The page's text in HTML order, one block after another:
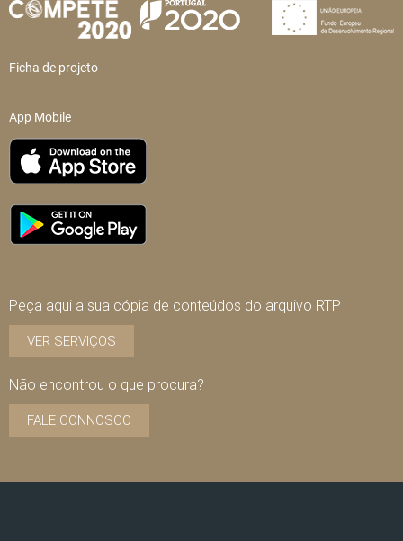
Ficha de projeto
App Mobile
Peça aqui a sua cópia de conteúdos do arquivo RTP
VER SERVIÇOS
Não encontrou o que procura?
FALE CONNOSCO